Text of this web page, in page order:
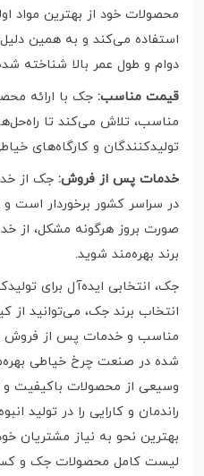
محصولات خود از بهترین مواد
استفاده می‌کند و به همین
دوام و طول عمر بالا شناخته
قیمت مناسب: جک با ارائه
مناسب، تلاش می‌کند تا
تولیدکنندگان و کارگاه‌های
خدمات پس از فروش: جک از
در سراسر کشور برخوردار است
صورت بروز هرگونه مشکل، از
برند بهره‌مند شوید.
جک، انتخابی ایده‌آل برای
انتخاب برند جک، می‌توانید از
مناسب و خدمات پس از فروش
شده در صنعت چرخ خیاطی
وسیعی از محصولات باکیفیت و
راندمان و کارایی را در تولید
بهترین نحو به نیاز مشتریان
لیست کامل محصولات جک و